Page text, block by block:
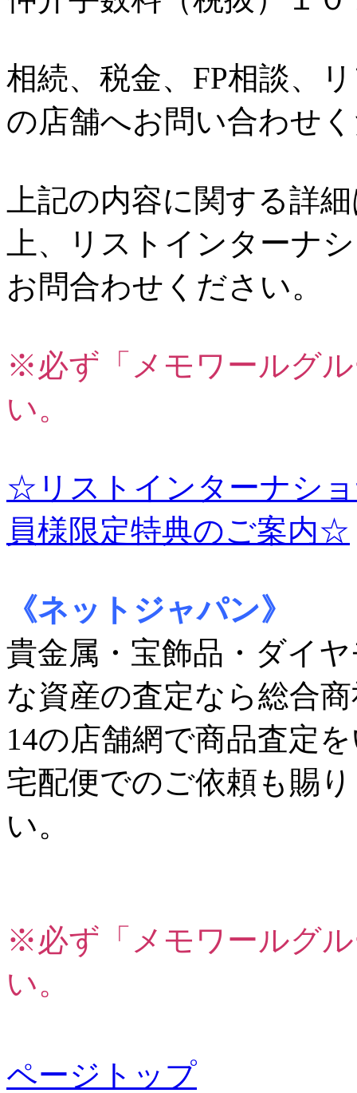
相続、税金、FP相談、
の店舗へお問い合わせ
上記の内容に関する詳
上、リストインターナ
お問合わせください。
※必ず「メモワールグ
い。
☆リストインターナシ
員様限定特典のご案内☆
《ネットジャパン》
貴金属・宝飾品・ダイ
な資産の査定なら総合
14の店舗網で商品査定
宅配便でのご依頼も賜
い。
※必ず「メモワールグ
い。
ページトップ